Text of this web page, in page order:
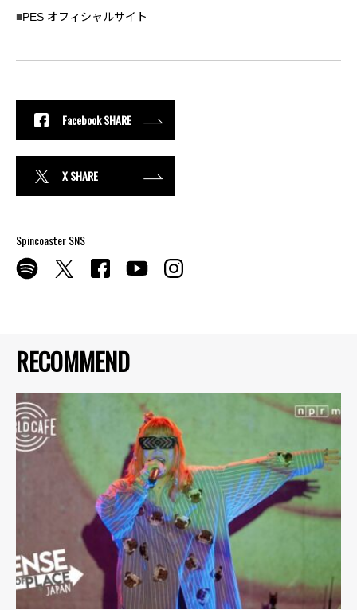
RECOMMEND
■PES オフィシャルサイト
Facebook SHARE
X SHARE
Spincoaster SNS